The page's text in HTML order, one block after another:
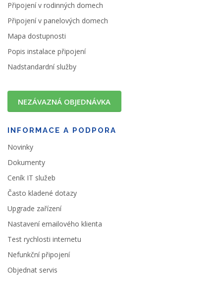
Připojení v rodinných domech
Připojení v panelových domech
Mapa dostupnosti
Popis instalace připojení
Nadstandardní služby
NEZÁVAZNÁ OBJEDNÁVKA
INFORMACE A PODPORA
Novinky
Dokumenty
Ceník IT služeb
Často kladené dotazy
Upgrade zařízení
Nastavení emailového klienta
Test rychlosti internetu
Nefunkční připojení
Objednat servis